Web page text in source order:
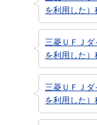
を利用した）
三菱ＵＦＪ
を利用した）
三菱ＵＦＪ
を利用した）